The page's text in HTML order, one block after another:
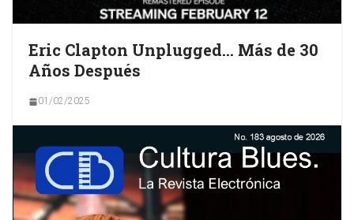
Eric Clapton Unplugged… Más de 30
Años Después
01/02/2025